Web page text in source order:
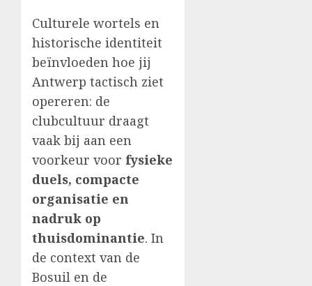
Culturele wortels en
historische identiteit
beïnvloeden hoe jij
Antwerp tactisch ziet
opereren: de
clubcultuur draagt
vaak bij aan een
voorkeur voor fysieke
duels, compacte
organisatie en
nadruk op
thuisdominantie. In
de context van de
Bosuil en de